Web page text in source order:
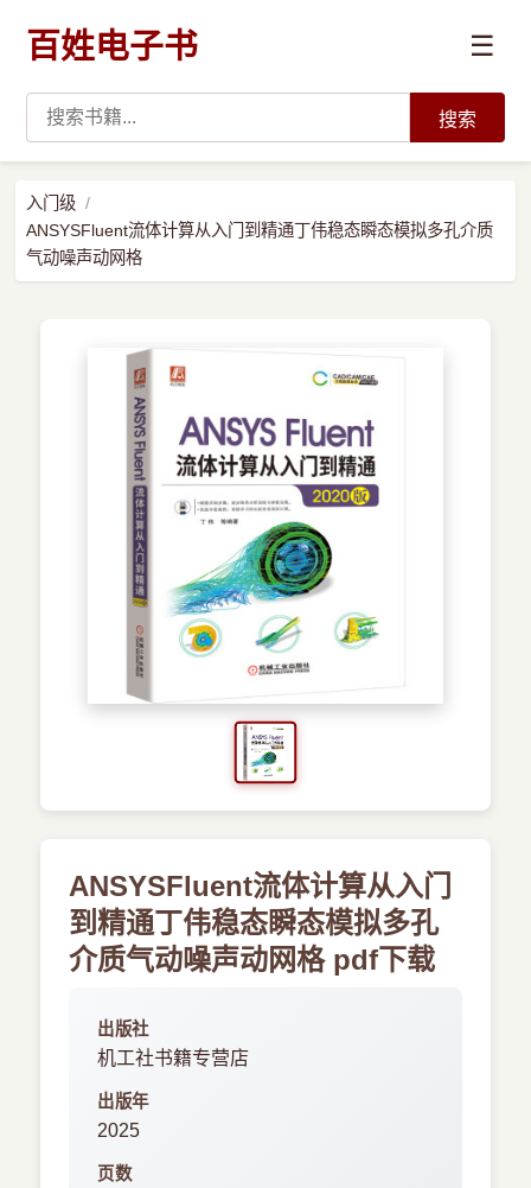
百姓电子书 ☰
开发技术
搜索
入门级
ANSYSFluent流体计算从入门到精通丁伟稳态瞬态模拟多孔介质
气动噪声动网格
ANSYSFluent流体计算从入门
到精通丁伟稳态瞬态模拟多孔
介质气动噪声动网格 pdf下载
出版社
机工社书籍专营店
出版年
2025
页数